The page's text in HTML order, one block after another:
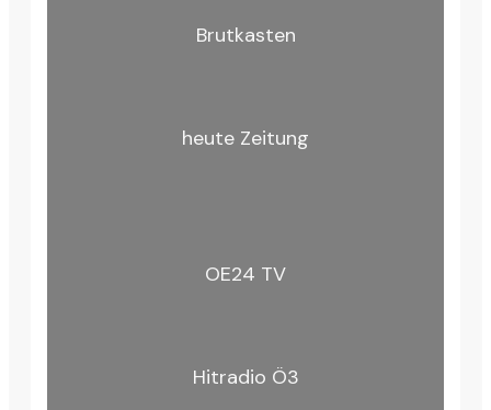
Brutkasten
heute Zeitung
OE24 TV
Hitradio Ö3